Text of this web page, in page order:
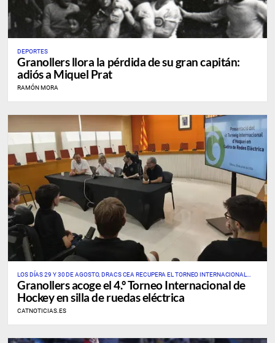
DEPORTES
Granollers llora la pérdida de su gran capitán:
adiós a Miquel Prat
RAMÓN MORA
LOS DÍAS 29 Y 30 DE AGOSTO, DRACS CEA RECUPERA EL TORNEO INTERNACIONAL
ÚNICO DE ESTE DEPORTE EN CATALUÑA Y EN ESPAÑA
Granollers acoge el 4.º Torneo Internacional de
Hockey en silla de ruedas eléctrica
CATNOTICIAS.ES